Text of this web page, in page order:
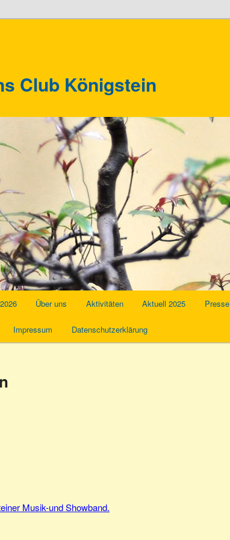
Club Königstein
Über uns Aktivitäten Aktuell 2025 Presse
Impressum Datenschutzerklärung
Musik-und Showband.